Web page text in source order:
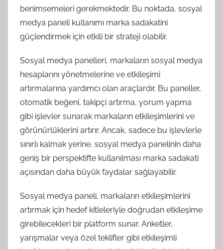
benimsemeleri gerekmektedir. Bu noktada, sosyal
medya paneli kullanımı marka sadakatini
güçlendirmek için etkili bir strateji olabilir.
Sosyal medya panelleri, markaların sosyal medya
hesaplarını yönetmelerine ve etkileşimi
artırmalarına yardımcı olan araçlardır. Bu paneller,
otomatik beğeni, takipçi artırma, yorum yapma
gibi işlevler sunarak markaların etkileşimlerini ve
görünürlüklerini artırır. Ancak, sadece bu işlevlerle
sınırlı kalmak yerine, sosyal medya panelinin daha
geniş bir perspektifte kullanılması marka sadakati
açısından daha büyük faydalar sağlayabilir.
Sosyal medya paneli, markaların etkileşimlerini
artırmak için hedef kitleleriyle doğrudan etkileşime
girebilecekleri bir platform sunar. Anketler,
yarışmalar veya özel teklifler gibi etkileşimli